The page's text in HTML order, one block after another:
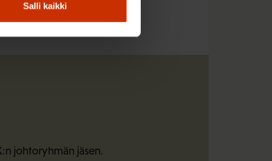
Salli kaikki
johtoryhmän jäsen.